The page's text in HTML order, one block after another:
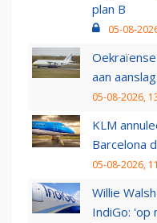
plan B
05-08-
aan
05-08-2026,
KLM
Barcelona
05-08-2026,
Willie
IndiGo: 'op